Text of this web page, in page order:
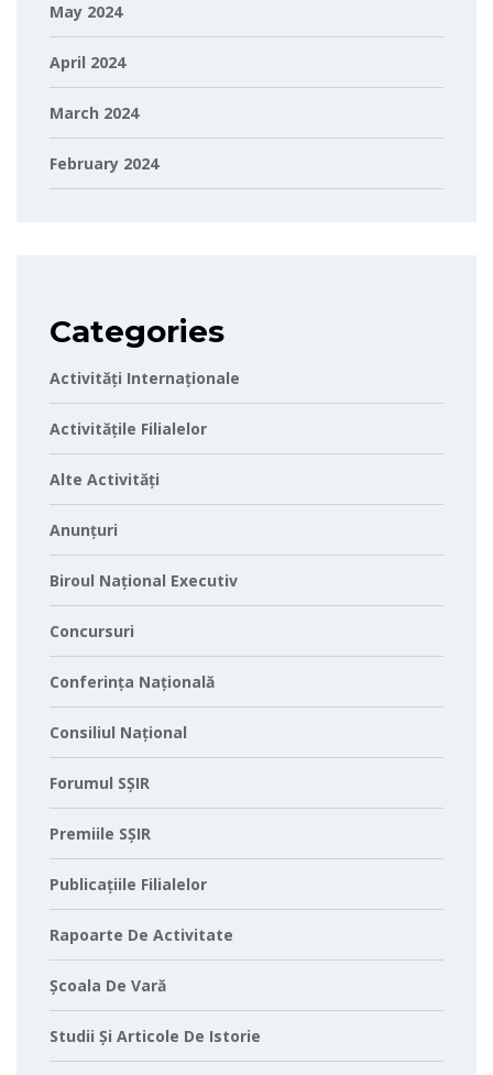
May 2024
April 2024
March 2024
February 2024
Categories
Activități Internaționale
Activitățile Filialelor
Alte Activități
Anunțuri
Biroul Național Executiv
Concursuri
Conferința Națională
Consiliul Național
Forumul SȘIR
Premiile SȘIR
Publicațiile Filialelor
Rapoarte De Activitate
Școala De Vară
Studii Și Articole De Istorie